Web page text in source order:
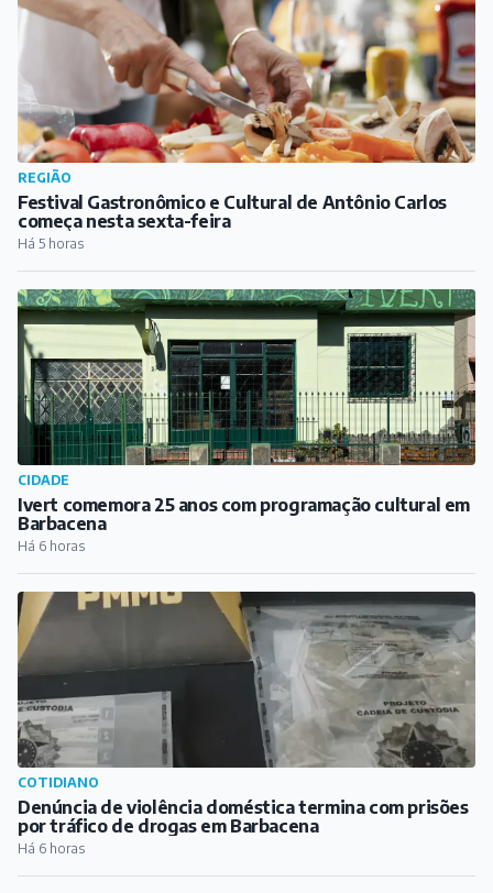
REGIÃO
Festival Gastronômico e Cultural de Antônio Carlos
começa nesta sexta-feira
Há 5 horas
CIDADE
Ivert comemora 25 anos com programação cultural em
Barbacena
Há 6 horas
COTIDIANO
Denúncia de violência doméstica termina com prisões
por tráfico de drogas em Barbacena
Há 6 horas